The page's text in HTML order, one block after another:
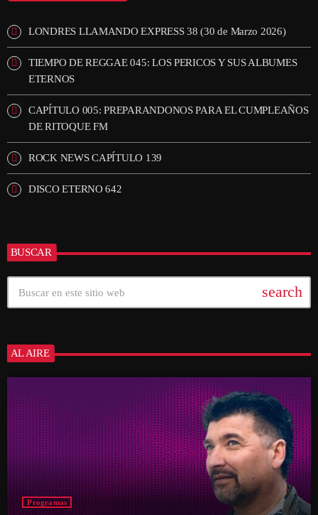
LONDRES LLAMANDO EXPRESS 38 (30 de Marzo 2026)
TIEMPO DE REGGAE 045: LOS PERICOS Y SUS ALBUMES
ETERNOS
CAPÍTULO 005: PREPARANDONOS PARA EL CUMPLEAÑOS
DE RITOQUE FM
ROCK NEWS CAPÍTULO 139
DISCO ETERNO 642
BUSCAR
search
AL AIRE
Programas